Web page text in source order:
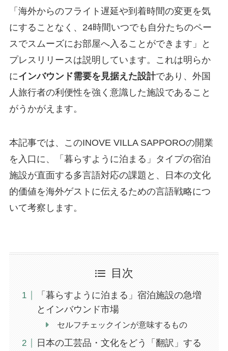
「海外からのフライト遅延や到着時間の変更を気
にすることなく、24時間いつでも自分たちのペー
スでスムーズにお部屋へ入ることができます」と
プレスリリースは説明しています。これは明らか
にインバウンド需要を見据えた設計であり、外国
人旅行者の利便性を強く意識した施設であること
がうかがえます。
本記事では、このINOVE VILLA SAPPOROの開業
を入口に、「暮らすように泊まる」タイプの宿泊
施設が直面する多言語対応の課題と、日本の文化
的価値を海外ゲストに伝えるための言語戦略につ
いて考察します。
目次
「暮らすように泊まる」宿泊施設の急増
とインバウンド市場
セルフチェックインが意味するもの
日本の工芸品・文化をどう「翻訳」する